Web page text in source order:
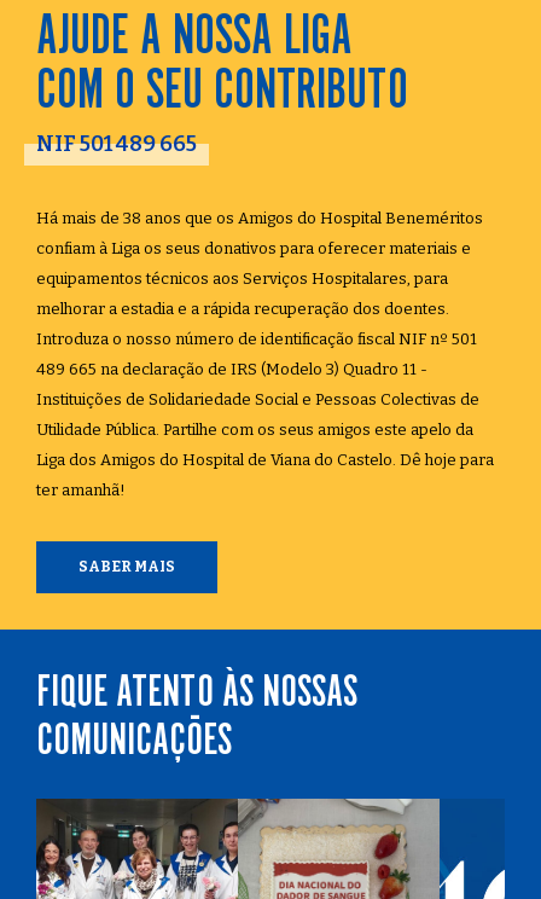
AJUDE A NOSSA LIGA
COM O SEU CONTRIBUTO
NIF 501 489 665
Há mais de 38 anos que os Amigos do Hospital Beneméritos
confiam à Liga os seus donativos para oferecer materiais e
equipamentos técnicos aos Serviços Hospitalares, para
melhorar a estadia e a rápida recuperação dos doentes.
Introduza o nosso número de identificação fiscal NIF nº 501
489 665 na declaração de IRS (Modelo 3) Quadro 11 -
Instituições de Solidariedade Social e Pessoas Colectivas de
Utilidade Pública. Partilhe com os seus amigos este apelo da
Liga dos Amigos do Hospital de Viana do Castelo. Dê hoje para
ter amanhã!
SABER MAIS
FIQUE ATENTO ÀS NOSSAS
COMUNICAÇÕES